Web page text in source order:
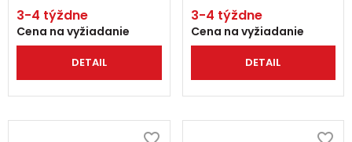
3-4 týždne
Cena na vyžiadanie
DETAIL
3-4 týždne
Cena na vyžiadanie
DETAIL